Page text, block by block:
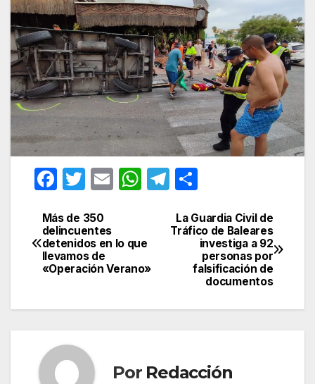
F
c
e
b
o
T
itt
er
E
W
s
A
p
T
e m
p
ar
tir
Navegación
de
entradas
La Guardia Civil de
Tráfico de Baleares
investiga a 92
personas por
falsificación de
documentos
Más de 350
delincuentes
detenidos en lo que
llevamos de
«Operación Verano»
Por Redacción